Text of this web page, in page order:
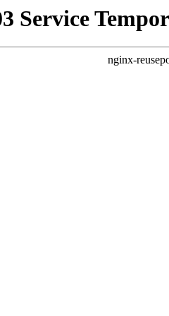
Service
nginx-